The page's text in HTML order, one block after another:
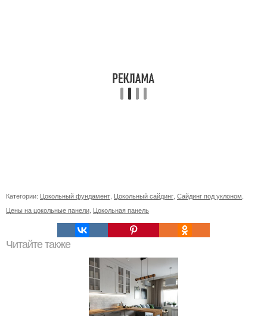
Категории: Цокольный фундамент Цокольный сайдинг Сайдинг под уклоном
Цены на цокольные панели Цокольная панель
Читайте также